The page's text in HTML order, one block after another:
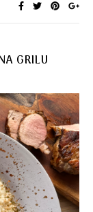
GRILU